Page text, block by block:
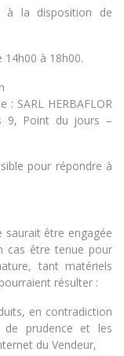
à la disposition de
14h00 à 18h00.
: SARL HERBAFLOR
9, Point du jours –
pour répondre à
saurait être engagée
cas être tenue pour
tant matériels
résulter :
en contradiction
de prudence et les
du Vendeur,